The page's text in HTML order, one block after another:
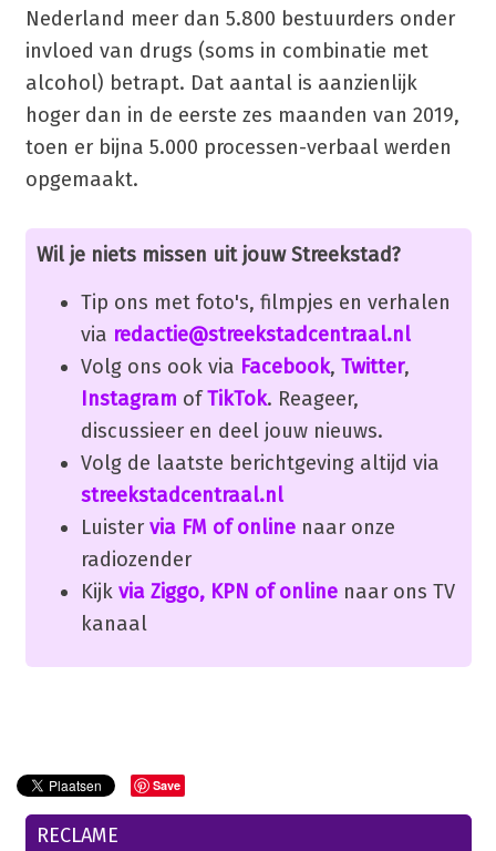
Nederland meer dan 5.800 bestuurders onder
invloed van drugs (soms in combinatie met
alcohol) betrapt. Dat aantal is aanzienlijk
hoger dan in de eerste zes maanden van 2019,
toen er bijna 5.000 processen-verbaal werden
opgemaakt.
Wil je niets missen uit jouw Streekstad?
Tip ons met foto's, filmpjes en verhalen
via redactie@streekstadcentraal.nl
Volg ons ook via Facebook, Twitter,
Instagram ofTikTok. Reageer,
discussieer en deel jouw nieuws.
Volg de laatste berichtgeving altijd via
streekstadcentraal.nl
Luister via FM of onlinenaar onze
radiozender
Kijk via Ziggo, KPN of onlinenaar ons TV
kanaal
Save
RECLAME